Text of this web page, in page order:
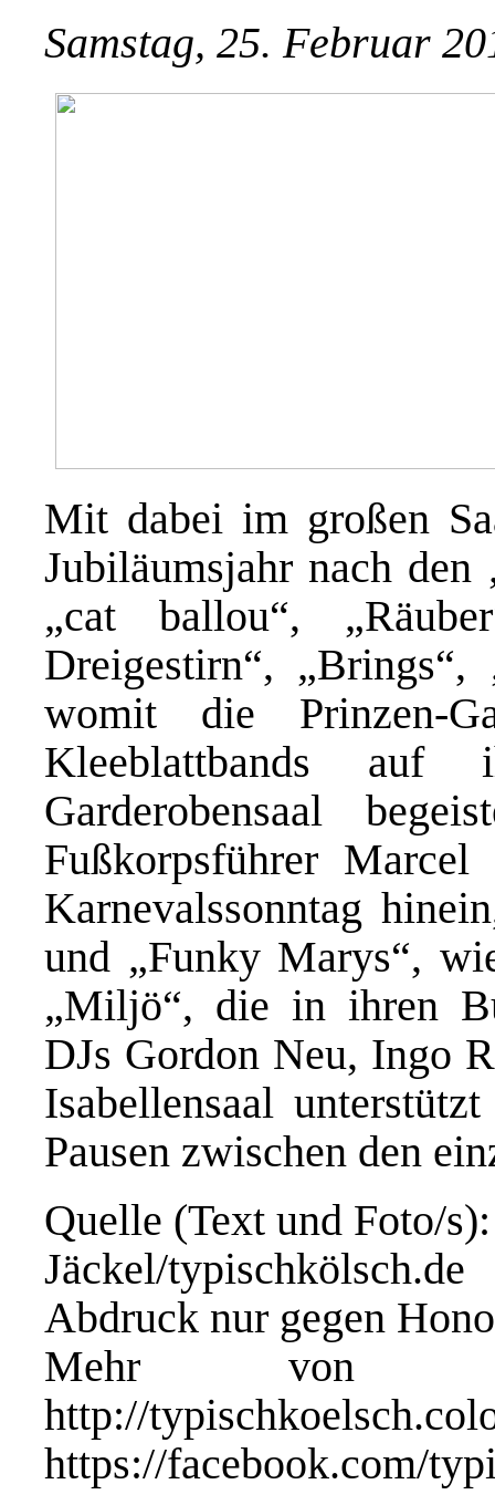
Samstag, 25. Februar
Mit dabei im großen
Jubiläumsjahr nach
„cat ballou“,
Dreigestirn“,
womit die Prinzen-
Kleeblattbands
Garderobensaal
Fußkorpsführer
Karnevalssonntag
und „Funky Marys“,
„Miljö“, die in ihren
DJs Gordon Neu, Ingo
Isabellensaal
Pausen zwischen den
Quelle (Text und Foto/
Jäckel/typischkölsch.de
Abdruck nur gegen
Mehr von
http://
https://facebook.com/